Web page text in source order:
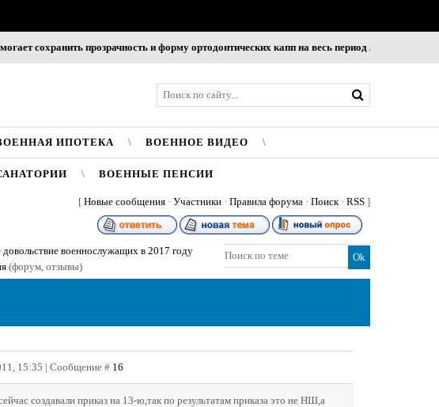
прозрачность и форму ортодонтических капп на весь период лечения
ИПОТЕКА ВОЕННОЕ ВИДЕО
ВОЕННЫЕ ПЕНСИИ
[ Новые сообщения · Участники · Правила форума · Поиск· RSS ]
военнослужащих в 2017 году
(форум, отзывы)
15:35 | Сообщение # 16
создавали приказ на 13-ю,так по результатам приказа это не НШ,а